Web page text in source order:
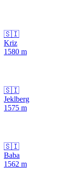
🇸🇮
Kriz
1580 m
🇸🇮
Jeklberg
1575 m
🇸🇮
Baba
1562 m